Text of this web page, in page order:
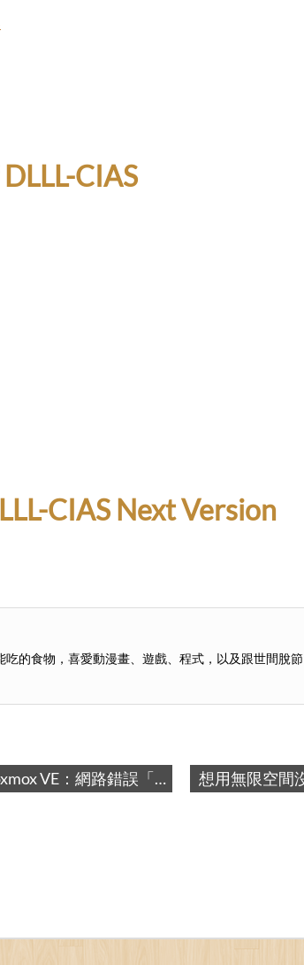
CIAS
CIAS Next Version
的食物，喜愛動漫畫、遊戲、程式，以及跟世間脫節
想用無限空間沒那麼容易！Google Drive與伺服器整合失敗記錄 / Solution to Integrate Google Drive with Services: not reliable